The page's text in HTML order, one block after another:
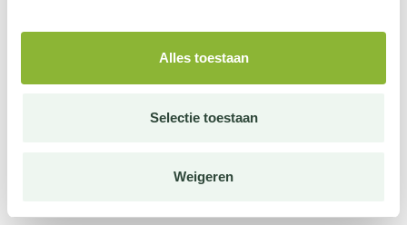
Alles toestaan
Selectie toestaan
Weigeren